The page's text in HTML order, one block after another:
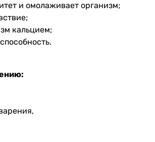
и омолаживает организм;
кальцием;